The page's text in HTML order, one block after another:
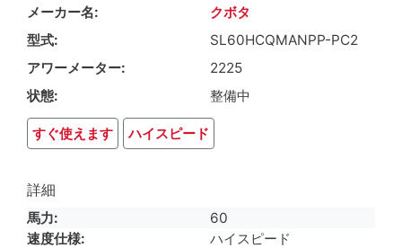
メーカー名
クボタ
型式
SL60HCQMANPP-PC2
アワーメーター
2225
状態
整備中
すぐ使えます ハイスピード
詳細
馬力
60
速度仕様
ハイスピード